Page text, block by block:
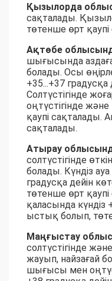
Қызылорда
сақталады.
төтенше өрт
Ақтөбе
шығысында
болады. Осы
+35...+37 градусқа
Солтүстігінде
оңтүстігінде
қаупі сақталады.
сақталады.
Атырау
солтүстігінде
болады. Күндіз
градусқа дейін
төтенше өрт
қаласында күндіз
ыстық болып,
Маңғыстау
солтүстігінде
жауып, найзағай
шығысы мен